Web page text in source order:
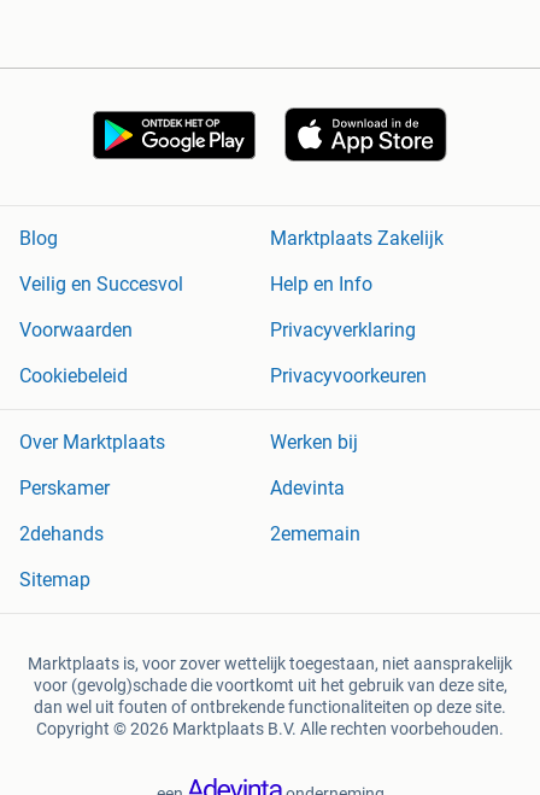
Blog
Marktplaats Zakelijk
Veilig en Succesvol
Help en Info
Voorwaarden
Privacyverklaring
Cookiebeleid
Privacyvoorkeuren
Over Marktplaats
Werken bij
Perskamer
Adevinta
2dehands
2ememain
Sitemap
Marktplaats is, voor zover wettelijk toegestaan, niet aansprakelijk
voor (gevolg)schade die voortkomt uit het gebruik van deze site,
dan wel uit fouten of ontbrekende functionaliteiten op deze site.
Copyright © 2026 Marktplaats B.V. Alle rechten voorbehouden.